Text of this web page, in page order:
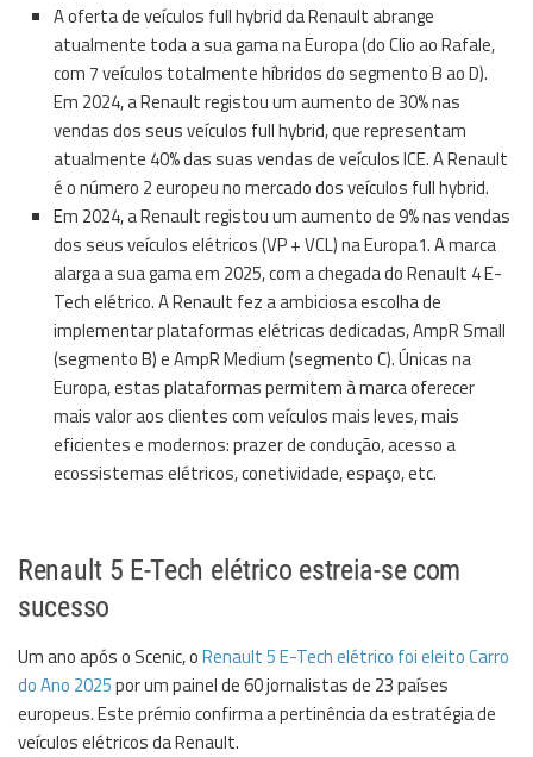
A oferta de veículos full hybrid da Renault abrange
atualmente toda a sua gama na Europa (do Clio ao Rafale,
com 7 veículos totalmente híbridos do segmento B ao D).
Em 2024, a Renault registou um aumento de 30% nas
vendas dos seus veículos full hybrid, que representam
atualmente 40% das suas vendas de veículos ICE. A Renault
é o número 2 europeu no mercado dos veículos full hybrid.
Em 2024, a Renault registou um aumento de 9% nas vendas
dos seus veículos elétricos (VP + VCL) na Europa1. A marca
alarga a sua gama em 2025, com a chegada do Renault 4 E-
Tech elétrico. A Renault fez a ambiciosa escolha de
implementar plataformas elétricas dedicadas, AmpR Small
(segmento B) e AmpR Medium (segmento C). Únicas na
Europa, estas plataformas permitem à marca oferecer
mais valor aos clientes com veículos mais leves, mais
eficientes e modernos: prazer de condução, acesso a
ecossistemas elétricos, conetividade, espaço, etc.
Renault 5 E-Tech elétrico estreia-se com
sucesso
Um ano após o Scenic, oRenault 5 E-Tech elétrico foi eleito Carro
do Ano 2025por um painel de 60 jornalistas de 23 países
europeus. Este prémio confirma a pertinência da estratégia de
veículos elétricos da Renault.